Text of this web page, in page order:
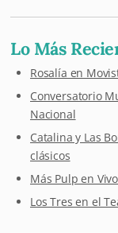
Lo Más
Rosalía en
Conversatorio
Nacional
Catalina y Las
clásicos
Más Pulp en
Los Tres en el